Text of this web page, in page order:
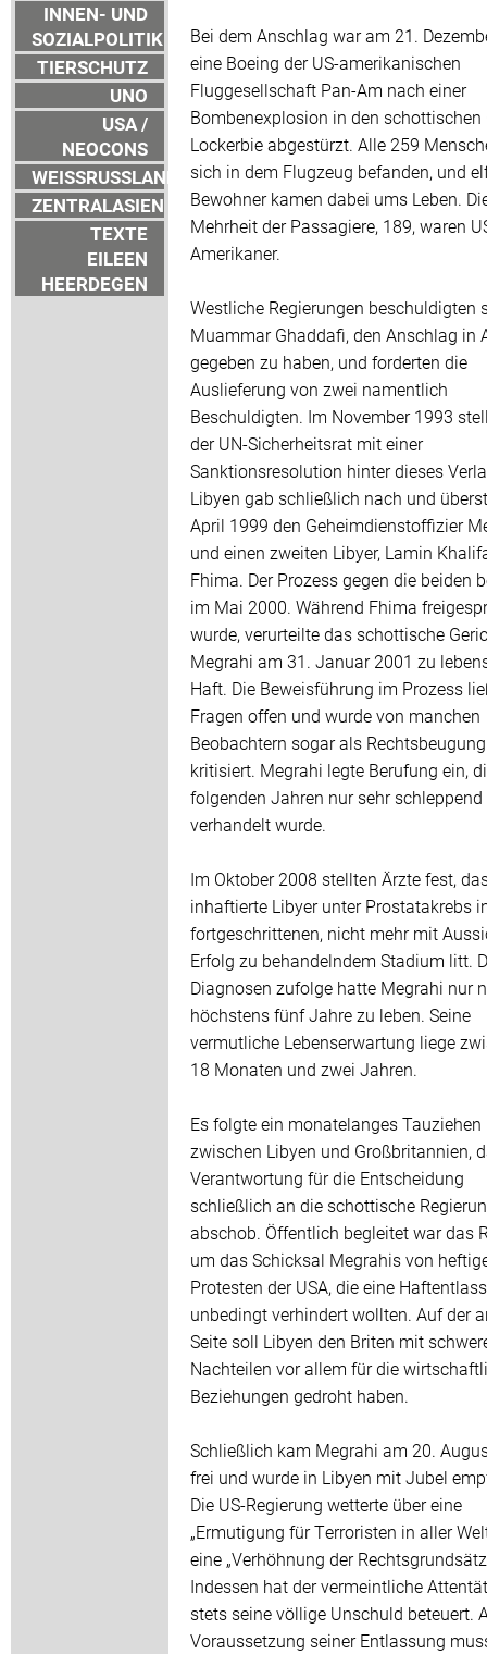
INNEN- UND
SOZIALPOLITIK
TIERSCHUTZ
UNO
USA /
NEOCONS
WEISSRUSSLAND
ZENTRALASIEN
TEXTE
EILEEN
HEERDEGEN
Bei dem Anschlag war am 21.
eine Boeing der US-amerikanischen
Fluggesellschaft Pan-Am nach einer
Bombenexplosion in den schottischen
Lockerbie abgestürzt. Alle 259
sich in dem Flugzeug befanden, und
Bewohner kamen dabei ums Leben.
Mehrheit der Passagiere, 189, waren
Amerikaner.
Westliche Regierungen beschuldigten
Muammar Ghaddafi, den Anschlag in
gegeben zu haben, und forderten die
Auslieferung von zwei namentlich
Beschuldigten. Im November 1993
der UN-Sicherheitsrat mit einer
Sanktionsresolution hinter dieses
Libyen gab schließlich nach und
April 1999 den Geheimdienstoffizier
und einen zweiten Libyer, Lamin
Fhima. Der Prozess gegen die beiden
im Mai 2000. Während Fhima
wurde, verurteilte das schottische
Megrahi am 31. Januar 2001 zu
Haft. Die Beweisführung im Prozess
Fragen offen und wurde von manchen
Beobachtern sogar als Rechtsbeugung
kritisiert. Megrahi legte Berufung ein,
folgenden Jahren nur sehr schleppend
verhandelt wurde.
Im Oktober 2008 stellten Ärzte fest,
inhaftierte Libyer unter Prostatakrebs
fortgeschrittenen, nicht mehr mit
Erfolg zu behandelndem Stadium litt.
Diagnosen zufolge hatte Megrahi nur
höchstens fünf Jahre zu leben. Seine
vermutliche Lebenserwartung liege
18 Monaten und zwei Jahren.
Es folgte ein monatelanges Tauziehen
zwischen Libyen und Großbritannien,
Verantwortung für die Entscheidung
schließlich an die schottische
abschob. Öffentlich begleitet war das
um das Schicksal Megrahis von
Protesten der USA, die eine
unbedingt verhindert wollten. Auf der
Seite soll Libyen den Briten mit
Nachteilen vor allem für die
Beziehungen gedroht haben.
Schließlich kam Megrahi am 20.
frei und wurde in Libyen mit Jubel
Die US-Regierung wetterte über eine
„Ermutigung für Terroristen in aller
eine „Verhöhnung der
Indessen hat der vermeintliche
stets seine völlige Unschuld beteuert.
Voraussetzung seiner Entlassung